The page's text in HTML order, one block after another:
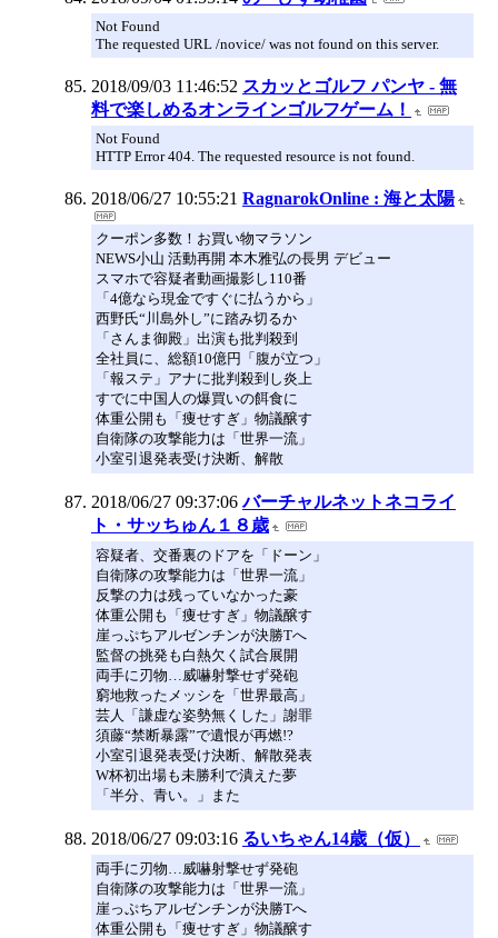
Not Found
The requested URL /novice/ was not found on this server.
2018/09/03 11:46:52 スカッとゴルフ パンヤ - 無
料で楽しめるオンラインゴルフゲーム！
Not Found
HTTP Error 404. The requested resource is not found.
2018/06/27 10:55:21 RagnarokOnline : 海と太陽
クーポン多数！お買い物マラソン
NEWS小山 活動再開 本木雅弘の長男 デビュー
スマホで容疑者動画撮影し110番
「4億なら現金ですぐに払うから」
西野氏“川島外し”に踏み切るか
「さんま御殿」出演も批判殺到
全社員に、総額10億円「腹が立つ」
「報ステ」アナに批判殺到し炎上
すでに中国人の爆買いの餌食に
体重公開も「痩せすぎ」物議醸す
自衛隊の攻撃能力は「世界一流」
小室引退発表受け決断、解散
2018/06/27 09:37:06 バーチャルネットネコライ
ト・サッちゅん１８歳
容疑者、交番裏のドアを「ドーン」
自衛隊の攻撃能力は「世界一流」
反撃の力は残っていなかった豪
体重公開も「痩せすぎ」物議醸す
崖っぷちアルゼンチンが決勝Tへ
監督の挑発も白熱欠く試合展開
両手に刃物…威嚇射撃せず発砲
窮地救ったメッシを「世界最高」
芸人「謙虚な姿勢無くした」謝罪
須藤“禁断暴露”で遺恨が再燃!?
小室引退発表受け決断、解散発表
W杯初出場も未勝利で潰えた夢
「半分、青い。」また
2018/06/27 09:03:16 るいちゃん14歳（仮）
両手に刃物…威嚇射撃せず発砲
自衛隊の攻撃能力は「世界一流」
崖っぷちアルゼンチンが決勝Tへ
体重公開も「痩せすぎ」物議醸す